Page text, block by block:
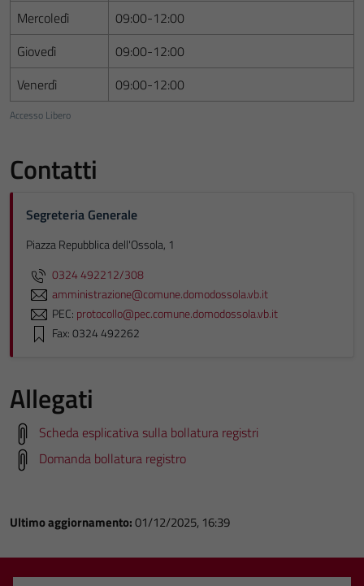
Accesso Libero
Mercoledì
09:00-12:00
Giovedì
09:00-12:00
Venerdì
09:00-12:00
Contatti
Segreteria Generale
Piazza Repubblica dell'Ossola, 1
0324 492212/308
amministrazione@comune.domodossola.vb.it
PEC: protocollo@pec.comune.domodossola.vb.it
Fax: 0324 492262
Allegati
Scheda esplicativa sulla bollatura registri
Domanda bollatura registro
Ultimo aggiornamento:01/12/2025, 16:39